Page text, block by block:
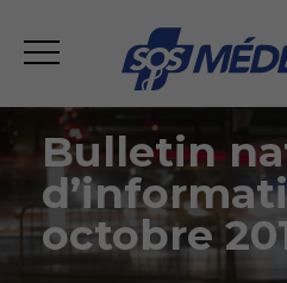
Bulletin
octobre